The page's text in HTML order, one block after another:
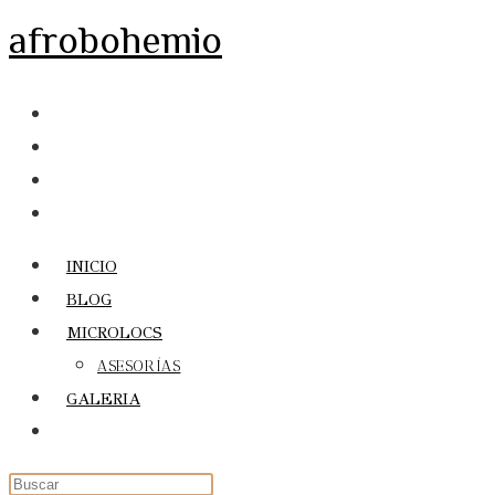
al
afrobohemio
INICIO
BLOG
MICROLOCS
ASESORÍAS
GALERIA